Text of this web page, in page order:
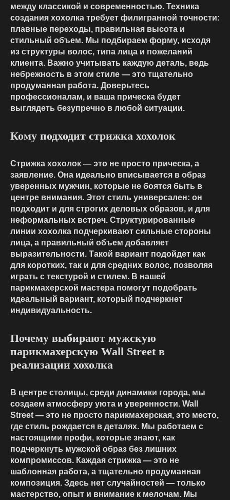
между классикой и современностью. Техника
создания хохолка требует филигранной точности:
плавные переходы, правильная высота и
стильный объем. Мы подбираем форму, исходя
из структуры волос, типа лица и пожеланий
клиента. Важно учитывать каждую деталь, ведь
небрежность в этом стиле — это тщательно
продуманная работа. Доверьтесь
профессионалам, и ваша прическа будет
выглядеть безупречно в любой ситуации.
Кому подходит стрижка хохолок
Стрижка хохолок — это не просто прическа, а
заявление. Она идеально вписывается в образ
уверенных мужчин, которые не боятся быть в
центре внимания. Этот стиль универсален: он
подходит и для строгих деловых образов, и для
неформальных встреч. Структурированные
линии хохолка подчеркивают сильные стороны
лица, а правильный объем добавляет
выразительности. Такой вариант подойдет как
для коротких, так и для средних волос, позволяя
играть с текстурой и стилем. В нашей
парикмахерской мастера помогут подобрать
идеальный вариант, который подчеркнет
индивидуальность.
Почему выбирают мужскую
парикмахерскую Wall Street в
реализации хохолка
В центре столицы, среди динамики города, мы
создаем атмосферу уюта и уверенности. Wall
Street — это не просто парикмахерская, это место,
где стиль рождается в деталях. Мы работаем с
настоящими профи, которые знают, как
подчеркнуть мужской образ без лишних
компромиссов. Каждая стрижка — это не
шаблонная работа, а тщательно продуманная
композиция. Здесь нет случайностей — только
мастерство, опыт и внимание к мелочам. Мы